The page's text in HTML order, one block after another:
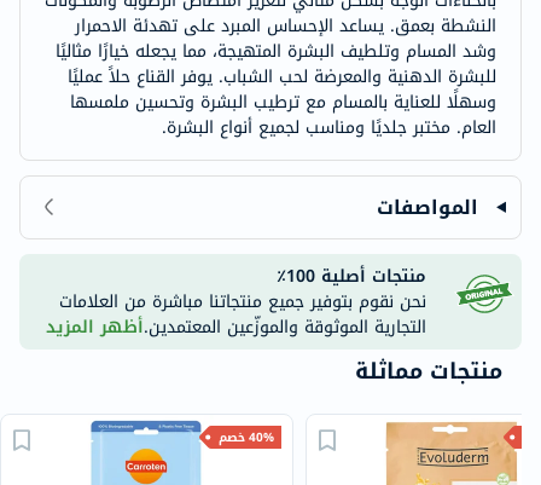
النشطة بعمق. يساعد الإحساس المبرد على تهدئة الاحمرار
وشد المسام وتلطيف البشرة المتهيجة، مما يجعله خيارًا مثاليًا
للبشرة الدهنية والمعرضة لحب الشباب. يوفر القناع حلاً عمليًا
وسهلًا للعناية بالمسام مع ترطيب البشرة وتحسين ملمسها
العام. مختبر جلديًا ومناسب لجميع أنواع البشرة.
المواصفات
منتجات أصلية 100٪
نحن نقوم بتوفير جميع منتجاتنا مباشرة من العلامات
التجارية الموثوقة والموزّعين المعتمدين.أظهر المزيد
منتجات مماثلة
40% خصم